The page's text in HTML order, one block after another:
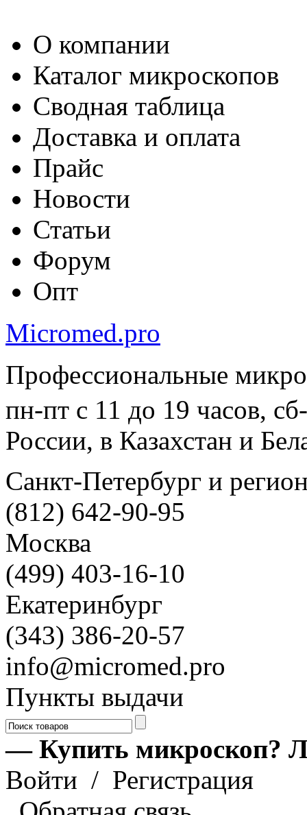
О компании
Каталог микроскопов
Сводная таблица
Доставка и оплата
Прайс
Новости
Статьи
Форум
Опт
Micromed.pro
Профессиональные
пн-пт с 11 до 19 часов,
России, в Казахстан и
Санкт-Петербург и
(812) 642-90-95
Москва
(499) 403-16-10
Екатеринбург
(343) 386-20-57
info@micromed.pro
Пункты выдачи
— Купить микроскоп?
Войти / Регистрация